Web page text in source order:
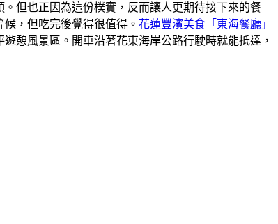
但也正因為這份樸實，反而讓人更期待接下來的餐
，但吃完後覺得很值得。 花蓮豐濱美食「東海餐廳」
憩風景區。開車沿著花東海岸公路行駛時就能抵達，